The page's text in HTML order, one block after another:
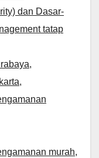
dan Dasar-
tatap
,
,
murah,